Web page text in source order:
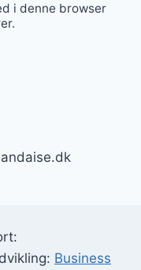
i denne browser
Business